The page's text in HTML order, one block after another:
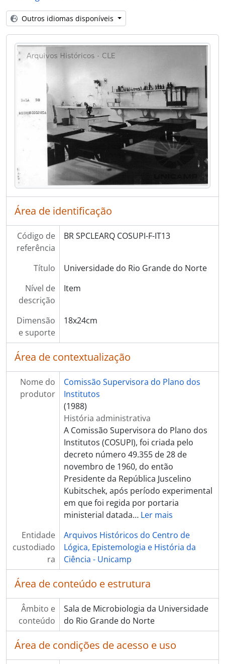
[] GEACE - Grupo Executivo para aplicação de computadores eletrônicos
[] GTENE - Grupo de Trabalho de Educação do Nordeste
[] GRUNE - Grupo de Reequipamento Técnico-Científico das Universidades do Nordeste
Outros idiomas disponíveis
Área de identificação
Código de
referência
BR SPCLEARQ COSUPI-F-IT13
Título
Universidade do Rio Grande do Norte
Nível de
descrição
Item
Dimensão
e suporte
18x24cm
Área de contextualização
Nome do
produtor
Comissão Supervisora do Plano dos
Institutos
(1988)
História administrativa
A Comissão Supervisora do Plano dos
Institutos (COSUPI), foi criada pelo
decreto número 49.355 de 28 de
novembro de 1960, do então
Presidente da República Juscelino
Kubitschek, após período experimental
em que foi regida por portaria
ministerial datada… Ler mais
Entidade
custodiado
ra
Arquivos Históricos do Centro de
Lógica, Epistemologia e História da
Ciência - Unicamp
Área de conteúdo e estrutura
Âmbito e
conteúdo
Sala de Microbiologia da Universidade
do Rio Grande do Norte
Área de condições de acesso e uso